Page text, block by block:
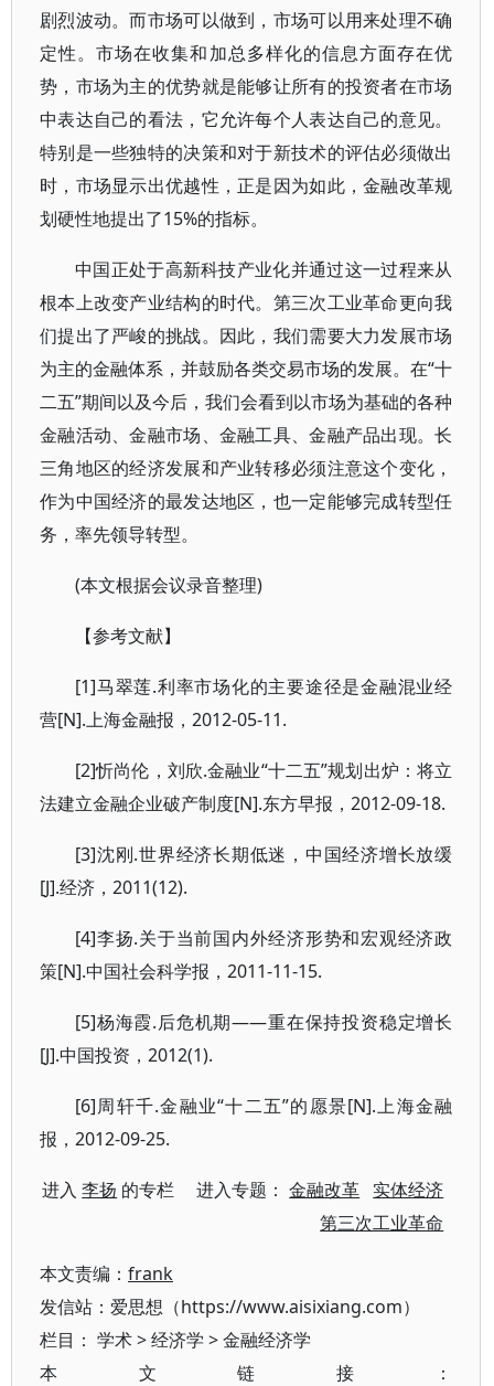
剧烈波动。而市场可以做到，市场可以用来处理不确
定性。市场在收集和加总多样化的信息方面存在优
势，市场为主的优势就是能够让所有的投资者在市场
中表达自己的看法，它允许每个人表达自己的意见。
特别是一些独特的决策和对于新技术的评估必须做出
时，市场显示出优越性，正是因为如此，金融改革规
划硬性地提出了15%的指标。
中国正处于高新科技产业化并通过这一过程来从
根本上改变产业结构的时代。第三次工业革命更向我
们提出了严峻的挑战。因此，我们需要大力发展市场
为主的金融体系，并鼓励各类交易市场的发展。在“十
二五”期间以及今后，我们会看到以市场为基础的各种
金融活动、金融市场、金融工具、金融产品出现。长
三角地区的经济发展和产业转移必须注意这个变化，
作为中国经济的最发达地区，也一定能够完成转型任
务，率先领导转型。
(本文根据会议录音整理)
【参考文献】
[1]马翠莲.利率市场化的主要途径是金融混业经
营[N].上海金融报，2012-05-11.
[2]忻尚伦，刘欣.金融业“十二五”规划出炉：将立
法建立金融企业破产制度[N].东方早报，2012-09-18.
[3]沈刚.世界经济长期低迷，中国经济增长放缓
[J].经济，2011(12).
[4]李扬.关于当前国内外经济形势和宏观经济政
策[N].中国社会科学报，2011-11-15.
[5]杨海霞.后危机期——重在保持投资稳定增长
[J].中国投资，2012(1).
[6]周轩千.金融业“十二五”的愿景[N].上海金融
报，2012-09-25.
进入李扬 的专栏 进入专题：金融改革 实体经济
第三次工业革命
本文责编： frank
发信站：爱思想（https://www.aisixiang.com）
栏目： 学术>经济学 >金融经济学
本文链接：